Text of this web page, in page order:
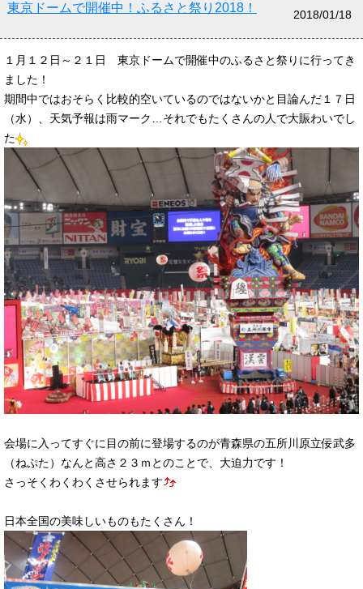
東京ドームで開催中！ふるさと祭り2018！ 2018/01/18
１月１２日～２１日 東京ドームで開催中のふるさと祭りに行ってき
ました！
期間中ではおそらく比較的空いているのではないかと目論んだ１７日
（水）、天気予報は雨マーク…それでもたくさんの人で大賑わいでし
た
会場に入ってすぐに目の前に登場するのが青森県の五所川原立佞武多
（ねぷた）なんと高さ２３ｍとのことで、大迫力です！
さっそくわくわくさせられます
日本全国の美味しいものもたくさん！